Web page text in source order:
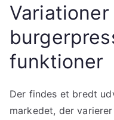
Variationer
funktioner
Der findes et bredt
markedet, der